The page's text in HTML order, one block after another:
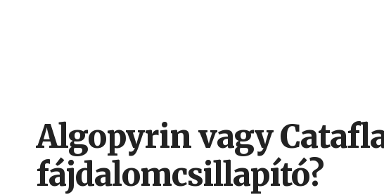
Algopyrin vagy
fájdalomcsillapító?